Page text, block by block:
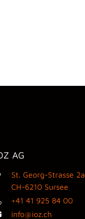
AG
St. Georg-Strasse 2a
CH-6210 Sursee
+41 41 925 84 00
info@ioz.ch